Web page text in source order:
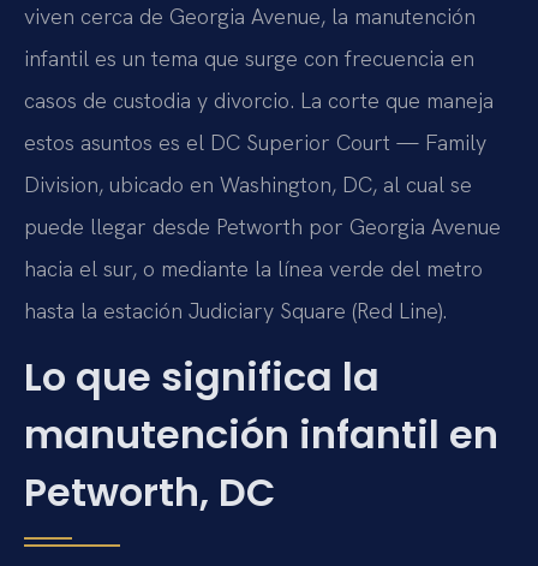
viven cerca de Georgia Avenue, la manutención
infantil es un tema que surge con frecuencia en
casos de custodia y divorcio. La corte que maneja
estos asuntos es el DC Superior Court — Family
Division, ubicado en Washington, DC, al cual se
puede llegar desde Petworth por Georgia Avenue
hacia el sur, o mediante la línea verde del metro
hasta la estación Judiciary Square (Red Line).
Lo que significa la
manutención infantil en
Petworth, DC